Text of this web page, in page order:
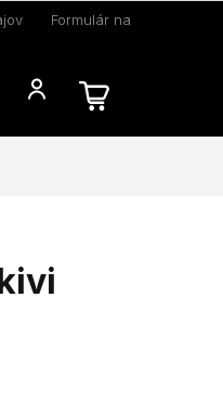
Formulár na odstúpenie